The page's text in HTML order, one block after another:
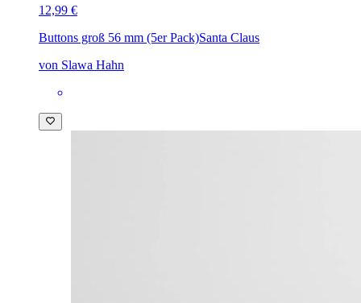
12,99 €
Buttons groß 56 mm (5er Pack)Santa Claus
von Slawa Hahn